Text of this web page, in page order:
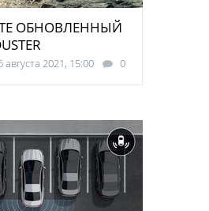
ОБНОВЛЕННЫЙ
августа 2021, 15:00 0